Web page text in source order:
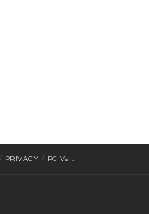
/ PRIVACY / PC Ver.